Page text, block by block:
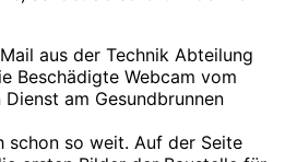
aus der Technik Abteilung
Beschädigte Webcam vom
am Gesundbrunnen
schon so weit. Auf der Seite